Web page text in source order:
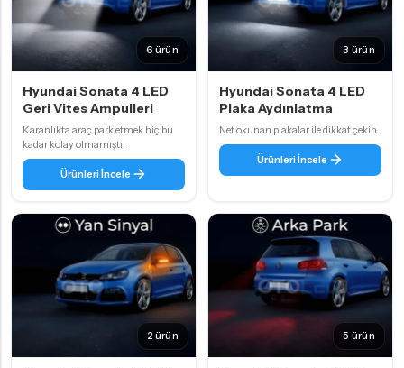
6 ürün
Hyundai Sonata 4 LED
Geri Vites Ampulleri
Karanlıkta araç park etmek hiç bu
kadar kolay olmamıştı.
Ürünleri İncele
3 ürün
Hyundai Sonata 4 LED
Plaka Aydınlatma
Net okunan plakalar ile dikkat çekin.
Ürünleri İncele
2 ürün 5 ürün